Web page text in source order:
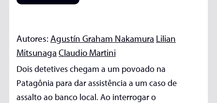
Autores: Agustín Graham Nakamura Lilian
Mitsunaga Claudio Martini
Dois detetives chegam a um povoado na
Patagônia para dar assistência a um caso de
assalto ao banco local. Ao interrogar o